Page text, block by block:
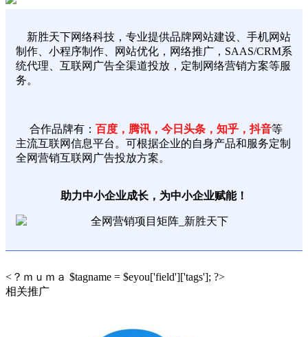
新胜天下网络科技，专业提供品牌网站建设、手机网站
制作、小程序制作、网站优化，网络推广，SAAS/CRM系
统代理、互联网广告全渠道投放，定制网络营销方案等服
务。
合作品牌有： 百度，腾讯，今日头条，知乎，抖音等
主流互联网信息平台。可根据企业的自身产品和服务定制
全网营销互联网广告投放方案。
助力中小企业成长，为中小企业赋能！
<？ｍｕｍａ $tagname = $eyou['field']['tags']; ?>
相关推广